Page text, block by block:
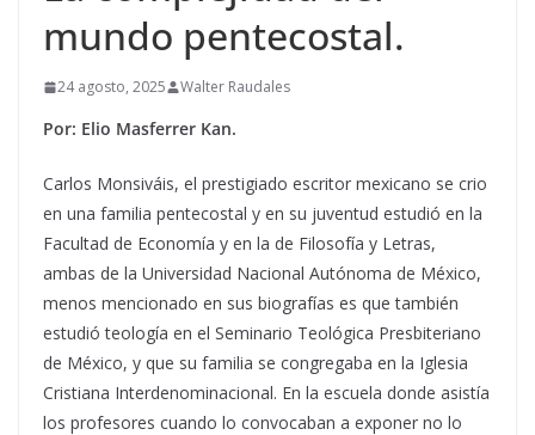
mundo pentecostal.
24 agosto, 2025 Walter Raudales
Por: Elio Masferrer Kan.
Carlos Monsiváis, el prestigiado escritor mexicano se crio
en una familia pentecostal y en su juventud estudió en la
Facultad de Economía y en la de Filosofía y Letras,
ambas de la Universidad Nacional Autónoma de México,
menos mencionado en sus biografías es que también
estudió teología en el Seminario Teológica Presbiteriano
de México, y que su familia se congregaba en la Iglesia
Cristiana Interdenominacional. En la escuela donde asistía
los profesores cuando lo convocaban a exponer no lo